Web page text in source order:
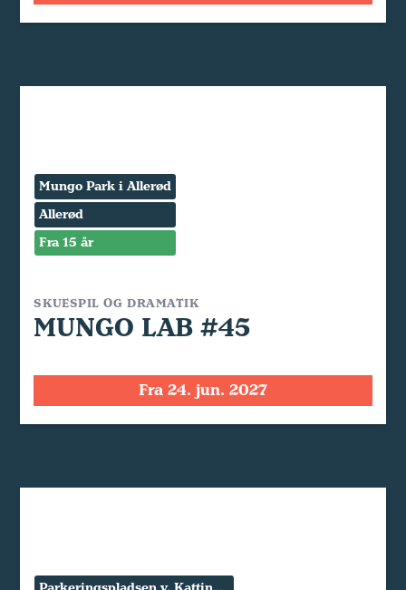
Mungo Park i Allerød
Allerød
Fra 15 år
SKUESPIL OG DRAMATIK
MUNGO LAB #45
Fra 24. jun. 2027